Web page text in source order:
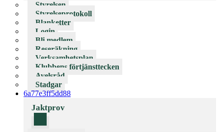
Styrelsen
Styrelseprotokoll
Blanketter
Login
Bli medlem
Reseräkning
Verksamhetsplan
Klubbens förtjänsttecken
Avelsråd
Stadgar
6a77e3ff5dd88
Jaktprov